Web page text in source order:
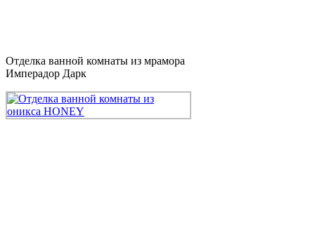
Отделка ванной комнаты из мрамора
Имперадор Дарк